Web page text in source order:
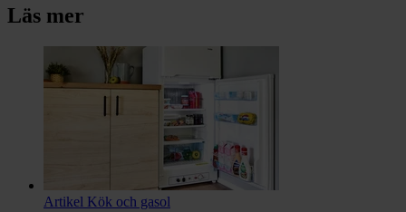
Läs mer
Artikel Kök och gasol